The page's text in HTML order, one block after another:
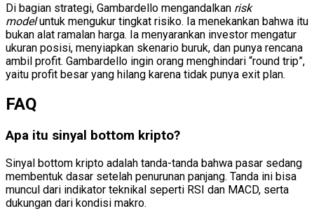
Di bagian strategi, Gambardello mengandalkan risk
modeluntuk mengukur tingkat risiko. Ia menekankan bahwa itu
bukan alat ramalan harga. Ia menyarankan investor mengatur
ukuran posisi, menyiapkan skenario buruk, dan punya rencana
ambil profit. Gambardello ingin orang menghindari “round trip”,
yaitu profit besar yang hilang karena tidak punya exit plan.
FAQ
Apa itu sinyal bottom kripto?
Sinyal bottom kripto adalah tanda-tanda bahwa pasar sedang
membentuk dasar setelah penurunan panjang. Tanda ini bisa
muncul dari indikator teknikal seperti RSI dan MACD, serta
dukungan dari kondisi makro.